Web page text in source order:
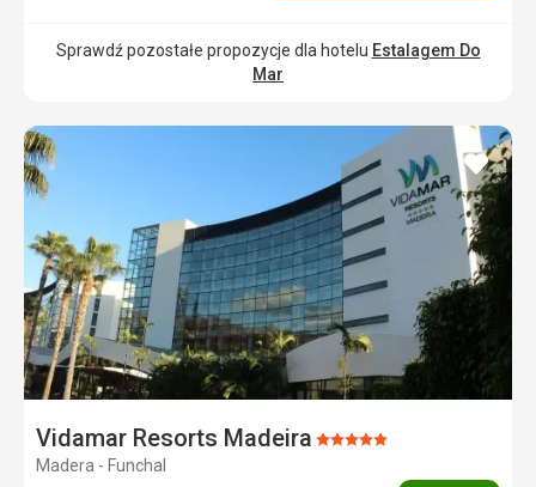
Sprawdź pozostałe propozycje dla hotelu Estalagem Do
Mar
Vidamar Resorts Madeira Ocena:
Madera - Funchal
dodaj
do